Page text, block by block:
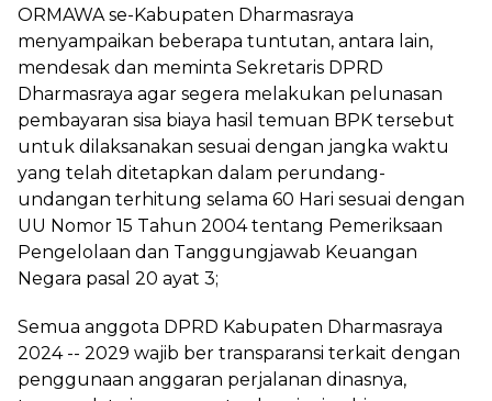
ORMAWA se-Kabupaten Dharmasraya
menyampaikan beberapa tuntutan, antara lain,
mendesak dan meminta Sekretaris DPRD
Dharmasraya agar segera melakukan pelunasan
pembayaran sisa biaya hasil temuan BPK tersebut
untuk dilaksanakan sesuai dengan jangka waktu
yang telah ditetapkan dalam perundang-
undangan terhitung selama 60 Hari sesuai dengan
UU Nomor 15 Tahun 2004 tentang Pemeriksaan
Pengelolaan dan Tanggungjawab Keuangan
Negara pasal 20 ayat 3;
Semua anggota DPRD Kabupaten Dharmasraya
2024 -- 2029 wajib ber transparansi terkait dengan
penggunaan anggaran perjalanan dinasnya,